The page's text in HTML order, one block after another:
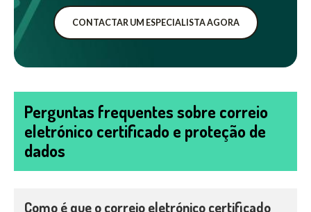
CONTACTAR UM ESPECIALISTA AGORA
Perguntas frequentes sobre correio
eletrónico certificado e proteção de
dados
Como é que o correio eletrónico certificado